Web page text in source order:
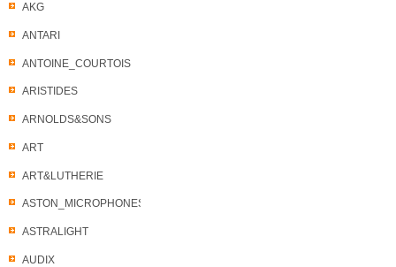
AKG
ANTARI
ANTOINE_COURTOIS
ARISTIDES
ARNOLDS&SONS
ART
ART&LUTHERIE
ASTON_MICROPHONES
ASTRALIGHT
AUDIX